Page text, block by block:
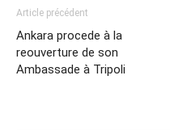
Article précédent
Ankara procede à la
reouverture de son
Ambassade à Tripoli